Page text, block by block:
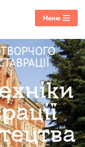
Меню